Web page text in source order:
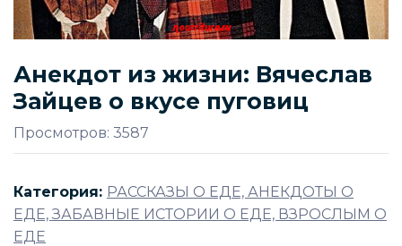
Анекдот из жизни: Вячеслав
Зайцев о вкусе пуговиц
Просмотров: 3587
Категория: РАССКАЗЫ О ЕДЕ, АНЕКДОТЫ О
ЕДЕ, ЗАБАВНЫЕ ИСТОРИИ О ЕДЕ, ВЗРОСЛЫМ О
ЕДЕ